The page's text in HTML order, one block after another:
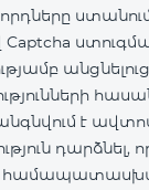
ստանում
Captcha
է